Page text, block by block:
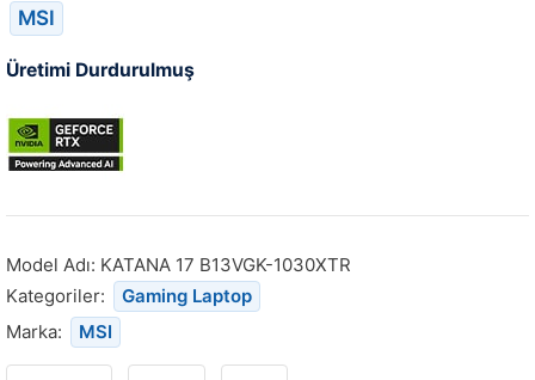
MSI
Üretimi Durdurulmuş
Model Adı: KATANA 17 B13VGK-1030XTR
Kategoriler:
Gaming Laptop
Marka:
MSI